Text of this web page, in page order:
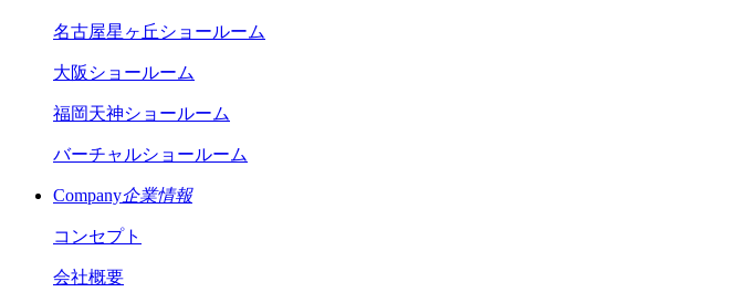
名古屋星ヶ丘ショールーム
大阪ショールーム
福岡天神ショールーム
バーチャルショールーム
Company企業情報
コンセプト
会社概要